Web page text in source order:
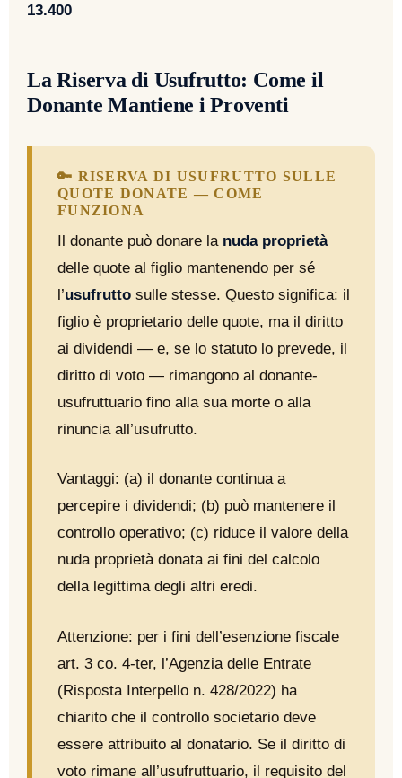
13.400
La Riserva di Usufrutto: Come il
Donante Mantiene i Proventi
🔑 RISERVA DI USUFRUTTO SULLE
QUOTE DONATE — COME
FUNZIONA
Il donante può donare la nuda proprietà
delle quote al figlio mantenendo per sé
l’usufrutto sulle stesse. Questo significa: il
figlio è proprietario delle quote, ma il diritto
ai dividendi — e, se lo statuto lo prevede, il
diritto di voto — rimangono al donante-
usufruttuario fino alla sua morte o alla
rinuncia all’usufrutto.
Vantaggi: (a) il donante continua a
percepire i dividendi; (b) può mantenere il
controllo operativo; (c) riduce il valore della
nuda proprietà donata ai fini del calcolo
della legittima degli altri eredi.
Attenzione: per i fini dell’esenzione fiscale
art. 3 co. 4-ter, l’Agenzia delle Entrate
(Risposta Interpello n. 428/2022) ha
chiarito che il controllo societario deve
essere attribuito al donatario. Se il diritto di
voto rimane all’usufruttuario, il requisito del